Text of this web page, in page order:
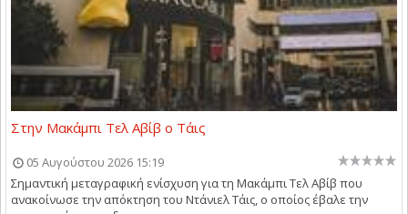
Στην Μακάμπι Τελ Αβίβ ο Τάις
05 Αυγούστου 2026 15:19
Σημαντική μεταγραφική ενίσχυση για τη Μακάμπι Τελ Αβίβ που
ανακοίνωσε την απόκτηση του Ντάνιελ Τάις, ο οποίος έβαλε την